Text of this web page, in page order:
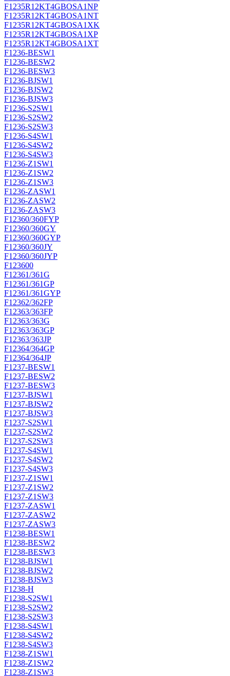
F1235R12KT4GBOSA1NP
F1235R12KT4GBOSA1NT
F1235R12KT4GBOSA1XK
F1235R12KT4GBOSA1XP
F1235R12KT4GBOSA1XT
F1236-BESW1
F1236-BESW2
F1236-BESW3
F1236-BJSW1
F1236-BJSW2
F1236-BJSW3
F1236-S2SW1
F1236-S2SW2
F1236-S2SW3
F1236-S4SW1
F1236-S4SW2
F1236-S4SW3
F1236-Z1SW1
F1236-Z1SW2
F1236-Z1SW3
F1236-ZASW1
F1236-ZASW2
F1236-ZASW3
F12360/360FYP
F12360/360GY
F12360/360GYP
F12360/360JY
F12360/360JYP
F123600
F12361/361G
F12361/361GP
F12361/361GYP
F12362/362FP
F12363/363FP
F12363/363G
F12363/363GP
F12363/363JP
F12364/364GP
F12364/364JP
F1237-BESW1
F1237-BESW2
F1237-BESW3
F1237-BJSW1
F1237-BJSW2
F1237-BJSW3
F1237-S2SW1
F1237-S2SW2
F1237-S2SW3
F1237-S4SW1
F1237-S4SW2
F1237-S4SW3
F1237-Z1SW1
F1237-Z1SW2
F1237-Z1SW3
F1237-ZASW1
F1237-ZASW2
F1237-ZASW3
F1238-BESW1
F1238-BESW2
F1238-BESW3
F1238-BJSW1
F1238-BJSW2
F1238-BJSW3
F1238-H
F1238-S2SW1
F1238-S2SW2
F1238-S2SW3
F1238-S4SW1
F1238-S4SW2
F1238-S4SW3
F1238-Z1SW1
F1238-Z1SW2
F1238-Z1SW3